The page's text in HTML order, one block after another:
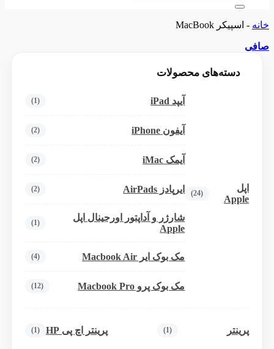
خانه - اسپیکر MacBook
صافی
دسته‌های محصولات
اپل
Apple
(24)
آیپد iPad (1)
آیفون iPhone (2)
آیمک iMac (2)
ایرپادز AirPads (2)
شارژر و آداپتور اورجینال اپل
Apple
(1)
مک بوک ایر Macbook Air (4)
مک بوک پرو Macbook Pro (12)
پرینتر (1) پرینتر اچ پی HP (1)